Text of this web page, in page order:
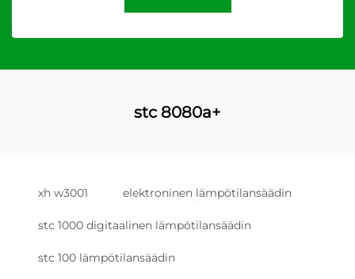
stc 8080a+
xh w3001 elektroninen lämpötilansäädin
stc 1000 digitaalinen lämpötilansäädin
stc 100 lämpötilansäädin